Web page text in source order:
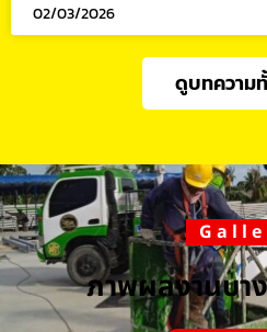
02/03/2026
ดูบทความ
ภาพผลงานบา